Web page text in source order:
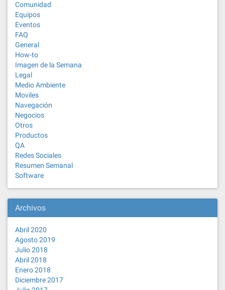
Comunidad
Equipos
Eventos
FAQ
General
How-to
Imagen de la Semana
Legal
Medio Ambiente
Moviles
Navegación
Negocios
Otros
Productos
QA
Redes Sociales
Resumen Semanal
Software
Archivos
Abril 2020
Agosto 2019
Julio 2018
Abril 2018
Enero 2018
Diciembre 2017